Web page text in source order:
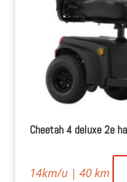
Cheetah 4 deluxe 2e
14km/u | 40 km